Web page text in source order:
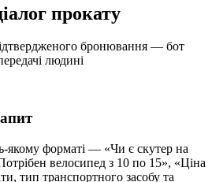
прокату
бронювання — бот
людині
якому форматі — «Чи є скутер на
велосипед з 10 по 15», «Ціна
тип транспортного засобу та